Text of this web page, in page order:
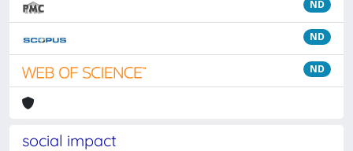
ND
ND
ND
social impact